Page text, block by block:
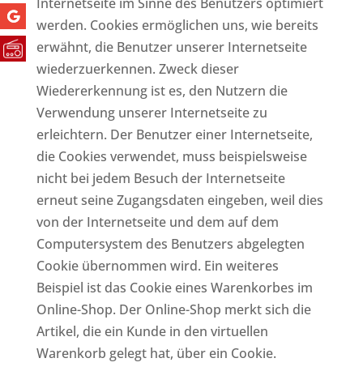
werden. Cookies ermöglichen uns, wie bereits
erwähnt, die Benutzer unserer Internetseite
wiederzuerkennen. Zweck dieser
Wiedererkennung ist es, den Nutzern die
Verwendung unserer Internetseite zu
erleichtern. Der Benutzer einer Internetseite,
die Cookies verwendet, muss beispielsweise
nicht bei jedem Besuch der Internetseite
erneut seine Zugangsdaten eingeben, weil dies
von der Internetseite und dem auf dem
Computersystem des Benutzers abgelegten
Cookie übernommen wird. Ein weiteres
Beispiel ist das Cookie eines Warenkorbes im
Online-Shop. Der Online-Shop merkt sich die
Artikel, die ein Kunde in den virtuellen
Warenkorb gelegt hat, über ein Cookie.